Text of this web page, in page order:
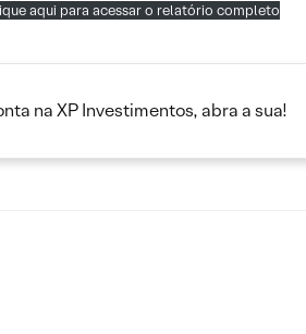
aqui para acessar o relatório completo
na XP Investimentos, abra a sua!